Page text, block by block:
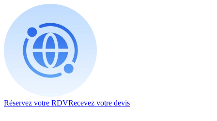
Réservez votre RDVRecevez votre devis